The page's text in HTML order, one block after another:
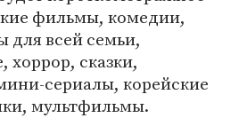
фильмы, комедии,
для всей семьи,
хоррор, сказки,
сериалы, корейские
мультфильмы.